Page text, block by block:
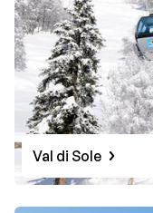
Val di Sole